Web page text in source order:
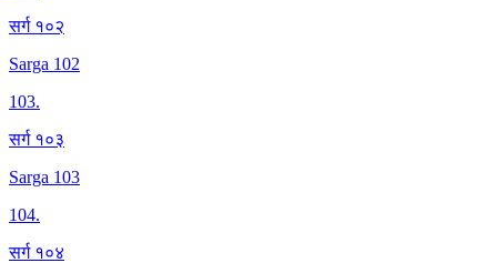
सर्ग १०२
Sarga 102
103.
सर्ग १०३
Sarga 103
104.
सर्ग १०४